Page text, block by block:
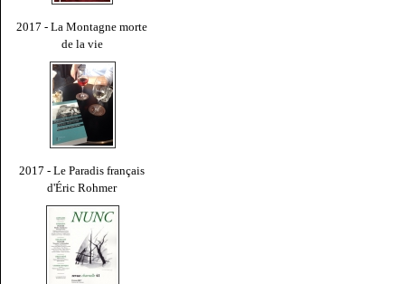
2017 - La Montagne morte
de la vie
2017 - Le Paradis français
d'Éric Rohmer